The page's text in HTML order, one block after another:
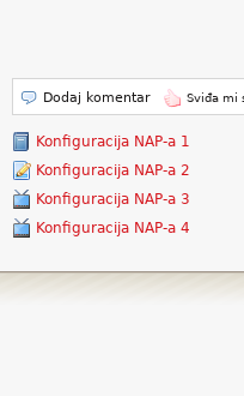
Dodaj komentar Sviđa mi
Konfiguracija NAP-a 1
Konfiguracija NAP-a 2
Konfiguracija NAP-a 3
Konfiguracija NAP-a 4